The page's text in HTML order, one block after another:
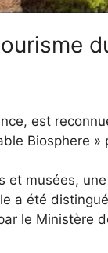
est
Biosphere »
et musées,
a été
le Ministère